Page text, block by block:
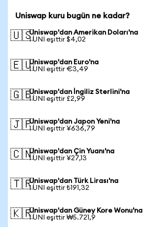
Uniswap kuru bugün ne kadar?
🇺🇸Uniswap'dan Amerikan Doları'na
1 UNI eşittir $4,02
🇪🇺Uniswap'dan Euro'na
1 UNI eşittir €3,49
🇬🇧Uniswap'dan İngiliz Sterlini'na
1 UNI eşittir £2,99
🇯🇵Uniswap'dan Japon Yeni'na
1 UNI eşittir ¥636,79
🇨🇳Uniswap'dan Çin Yuanı'na
1 UNI eşittir ¥27,13
🇹🇷Uniswap'dan Türk Lirası'na
1 UNI eşittir ₺191,32
🇰🇷Uniswap'dan Güney Kore Wonu'na
1 UNI eşittir ₩5.721,9